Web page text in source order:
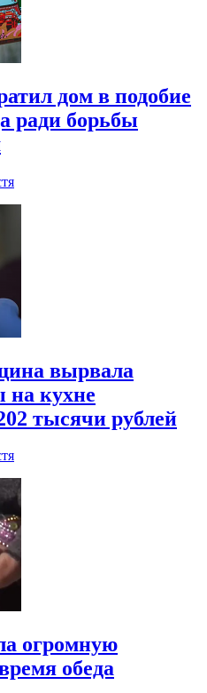
дом в подобие
ради борьбы
вырвала
на кухне
тысячи рублей
огромную
обеда